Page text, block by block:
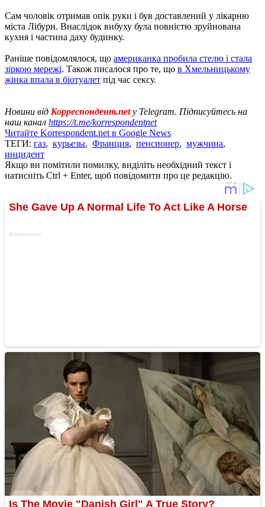
Сам чоловік отримав опік руки і був доставлений у лікарню
міста Лібурн. Внаслідок вибуху була повністю зруйнована
кухня і частина даху будинку.
Раніше повідомлялося, що американка пробила стелю і стала
зіркою мережі. Також писалося про те, що в Хмельницькому
жінка впала в біотуалет під час сексу.
Новини від Корреспондент.netу Telegram. Підписуйтесь на
наш канал https://t.me/korrespondentnet
Читайте Korrespondent.net в Google News
ТЕГИ: газ, курьезы, Франция, пенсионер, мужчина,
инцидент
Якщо ви помітили помилку, виділіть необхідний текст і
натисніть Ctrl + Enter, щоб повідомити про це редакцію.